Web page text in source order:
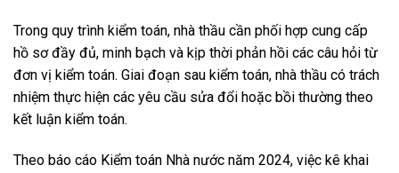
Trong quy trình kiểm toán, nhà thầu cần phối hợp cung cấp
hồ sơ đầy đủ, minh bạch và kịp thời phản hồi các câu hỏi từ
đơn vị kiểm toán. Giai đoạn sau kiểm toán, nhà thầu có trách
nhiệm thực hiện các yêu cầu sửa đổi hoặc bồi thường theo
kết luận kiểm toán.
Theo báo cáo Kiểm toán Nhà nước năm 2024, việc kê khai